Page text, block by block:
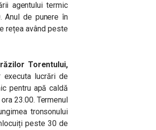
agentului termic
Anul de punere în
rețea având peste
Torentului,
executa lucrări de
pentru apă caldă
23.00. Termenul
tronsonului
peste 30 de